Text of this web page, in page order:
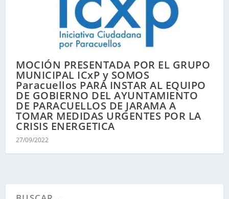
MOCIÓN PRESENTADA POR EL GRUPO
MUNICIPAL ICxP y SOMOS
Paracuellos PARA INSTAR AL EQUIPO
DE GOBIERNO DEL AYUNTAMIENTO
DE PARACUELLOS DE JARAMA A
TOMAR MEDIDAS URGENTES POR LA
CRISIS ENERGETICA
27/09/2022